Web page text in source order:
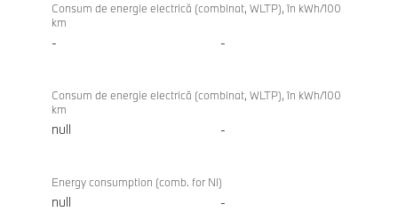
Consum de energie electrică (combinat, WLTP), în kWh/100
km
- -
Consum de energie electrică (combinat, WLTP), în kWh/100
km
null -
Energy consumption (comb. for NI)
null -